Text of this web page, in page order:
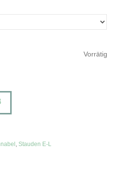
Vorrätig
Stauden E-L